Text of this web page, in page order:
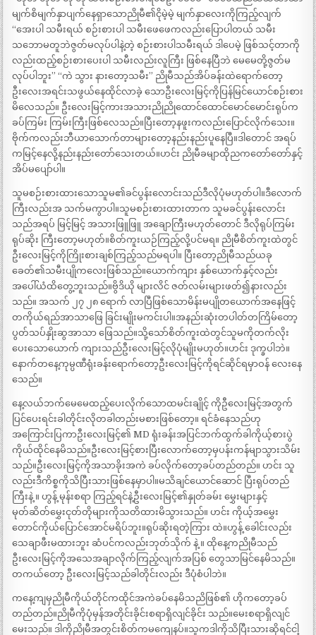
မျက်စိမျက်နှာပျက်နေရှာသောညိုမီ၏ငိုမဲ့မဲ့ မျက်နှာလေးကိုကြည့်လျက်
“အေးပါ သမီးရယ် စဉ်းစားပါ သမီးဖေဖေကလည်းပြောပါတယ် သမီး
သဘောမတူဘဲဇွတ်မလုပ်ပါနဲ့တဲ့ စဉ်းစားပါသမီးရယ် ဒါပေမဲ့ ဖြစ်သင့်တာကို
လည်းထည့်စဉ်းစားပေးပါ သမီးလည်းလူကြီး ဖြစ်နေပြီဘဲ မေမေတို့ဇွတ်မ
လုပ်ပါဘူး” “ကဲ သွား နားတော့သမီး” ညိုမီသည်အိပ်ခန်းထဲရောက်တော့
ဦးလေးအရင်းသဖွယ်နေထိုင်လာခဲ့ သောဦးလေးမြင့်ကိုပြန်မြင်ယောင်စဉ်းစား
မိလေသည်။ ဦးလေးမြင့်ကားအသားညိုညိုထောင်ထောင်မောင်မောင်းရုပ်က
ခပ်ကြမ်း ကြမ်းကြီးဖြစ်လေသည်။ပြီးတော့နဖူးကလည်းပြောင်လိုက်သေး။
ဗိုက်ကလည်းဘီယာသောက်တာများတော့နည်းနည်းပူနေပြီ။ဒါတောင် အရပ်
ကမြင့်နေလို့နည်းနည်းတော်သေးတယ်။ဟင်း ညိုမီခမျာထိုညကတော်တော်နှင့်
အိပ်မပျော်ပါ။
သူမစဉ်းစားထားသောသူမ၏ခင်ပွန်းလောင်းသည်ဒီလိုပုံမဟုတ်ပါ။ဒီလောက်
ကြီးလည်းအ သက်မကွာပါ။သူမစဉ်းစားထားတာက သူမခင်ပွန်းလောင်း
သည်အရပ် မြင့်မြင့် အသားဖြူဖြူ အချောကြီးမဟုတ်တောင် ဒီလိုရုပ်ကြမ်း
ရုပ်ဆိုး ကြီးတော့မဟုတ်။စိတ်ကူးယဉ်ကြည့်လို့ပင်မရ။ ညိုမီစိတ်ကူးထဲတွင်
ဦးလေးမြင့်ကိုကြိုးစားချစ်ကြည့်သည်မရပါ။ ပြီးတော့ညိုမီသည်ယခု
ခေတ်၏သမီးပျိုကလေးဖြစ်သည်။ယောက်ကျား နှစ်ယောက်နှင့်လည်း
အပေါ်ယံထိတွေ့ဘူးသည်။ဗွိဒိယို များလိင် ဇတ်လမ်းများဖတ်၍နားလည်း
သည်။ အသက် ၂၇ ၂၈ ရောက် လာပြီဖြစ်သောမိန်းမပျိုတယောက်အနေဖြင့်
တကိုယ်ရည်အာသာဖြေ ခြင်းမျိုးမကင်းပါ။အနည်းဆုံးတပါတ်တကြိမ်တော့
ပွတ်သပ်နှိုးဆွအာသာ ဖြေသည်။သို့သော်စိတ်ကူးထဲတွင်သူမကိုတက်လိုး
ပေးသောယောက် ကျားသည်ဦးလေးမြင့်လိုပုံမျိုးမဟုတ်။ဟင်း ဒုက္ခပါဘဲ။
နောက်တနေ့ကုမ္ပဏီရုံးခန်းရောက်တော့ဦးလေးမြင့်ကိုရင်ဆိုင်ရမှာဝန် လေးနေ
သေည်။
နေ့လယ်ဘက်မေမေထည့်ပေးလိုက်သောထမင်းချိုင့် ကိုဦလေးမြင့်အတွက်
ပြင်ပေးရင်းခါတိုင်းလိုတခါတည်းမစားဖြစ်တော့။ ရင်ခံနေသည်ဟု
အကြောင်းပြကာဦးလေးမြင့်၏ MD ရုံးခန်းအပြင်ဘက်ထွက်ခါကိုယ့်စားပွဲ
ကိုယ်ထိုင်နေမိသည်။ဦးလေးမြင့်စားပြီးလောက်တော့မှပန်းကန်မျာသွားသိမ်း
သည်။ဦးလေးမြင့်ကိုအသာခိုးအကဲ ခပ်လိုက်တော့ခပ်တည်တည်။ ဟင်း သူ
လည်းဒီကိစ္စကိုသိပြီးသားဖြစ်နေမှာပါ။မသိချင်ယောင်ဆောင် ပြီးရုပ်တည်
ကြီးနဲ့ ။ ဟွန့် မုန်းစရာ ကြည့်ရင်နဲ့ဦးလေးမြင့်၏နှုတ်ခမ်း မွှေးများနှင့်
မုတ်ဆိတ်မွှေးငုတ်တိုများကိုသတိထားမိသွားသည်။ ဟင်း ကိုယ့်အမွှေး
တောင်ကိုယ်ပြောင်အောင်မရိပ်ဘူး။ရုပ်ဆိုးရတဲ့ကြား ထဲ။ဟွန့် ခေါင်းလည်း
သေချာဖီးမထားဘူး ဆံပင်ကလည်းဘုတ်သိုက် နဲ့ ။ ထိုနေ့ကညိုမီသည်
ဦးလေးမြင့်ကိုအသေအချာလိုက်ကြည့်လျက်အပြစ် တွေသာမြင်နေမိသည်။
တကယ်တော့ ဦးလေးမြင့်သည်ခါတိုင်းလည်း ဒီပုံစံပါဘဲ။
ကနေ့ကျမှညိုမီကိုယ်တိုင်ကထိုင်အကဲခပ်နေမိသညိဖြစ်၏ ဟိုကတော့ခပ်
တည်တည်။ညိုမီကိုပုံမှန်အတိုင်းခိုင်းစရာရှိလျင်ခိုင်း သည်။မေးစရာရှိလျင်
မေးသည်။ ဒါကိုညိုမီအတွင်းစိတ်ကမကျေနပ်။သူကဒါကိုသိပြီးသားဆိုရင်ငါ့